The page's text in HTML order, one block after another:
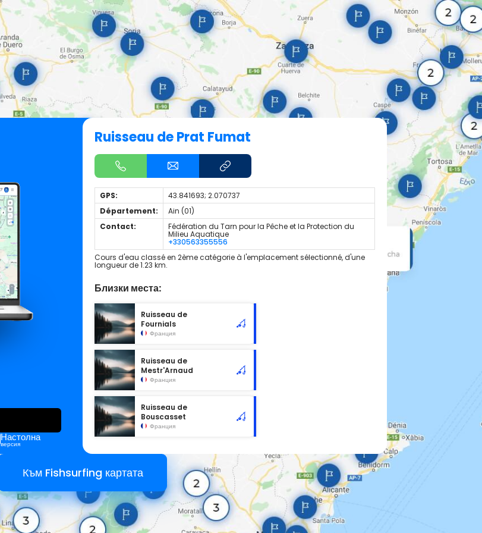
Настолна
версия
Ruisseau de Prat Fumat
GPS:
43.841693; 2.070737
Département:
Ain (01)
Contact:
Fédération du Tarn pour la Pêche et la Protection du
Milieu Aquatique
+330563355556
Cours d'eau classé en 2ème catégorie à l'emplacement sélectionné, d'une
longueur de 1.23 km.
Близки места:
Ruisseau de
Fournials
Франция
Ruisseau de
Mestr'Arnaud
Франция
Ruisseau de
Bouscasset
Франция
Към Fishsurfing картата